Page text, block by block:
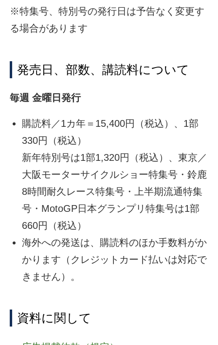
※特集号、特別号の発行日は予告なく変更す
る場合があります
発売日、部数、講読料について
毎週 金曜日発行
購読料／1カ年＝15,400円（税込）、1部
330円（税込）
新年特別号は1部1,320円（税込）、東京／
大阪モーターサイクルショー特集号・鈴鹿
8時間耐久レース特集号・上半期流通特集
号・MotoGP日本グランプリ特集号は1部
660円（税込）
海外への発送は、購読料のほか手数料がか
かります（クレジットカード払いは対応で
きません）。
資料に関して